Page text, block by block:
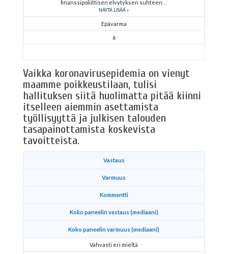
finanssipoliittisen elvytyksen suhteen.
NÄYTÄ LISÄÄ
Epävarma
6
Vaikka koronavirusepidemia on vienyt
maamme poikkeustilaan, tulisi
hallituksen siitä huolimatta pitää kiinni
itselleen aiemmin asettamista
työllisyyttä ja julkisen talouden
tasapainottamista koskevista
tavoitteista.
Vastaus
Varmuus
Kommentti
Koko paneelin vastaus (mediaani)
Koko paneelin varmuus (mediaani)
Vahvasti eri mieltä